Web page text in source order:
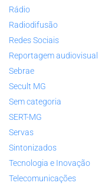
Rádio
Radiodifusão
Redes Sociais
Reportagem audiovisual
Sebrae
Secult MG
Sem categoria
SERT-MG
Servas
Sintonizados
Tecnologia e Inovação
Telecomunicações